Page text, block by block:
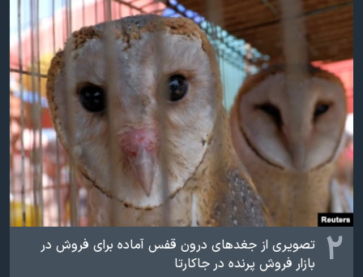
نرگس محمدی برنده جایزه نوبل صلح
همایش محافظه‌کاران آمریکا «سی‌پک»
صفحه‌های ویژه
سفر پرزیدنت ترامپ به چین
۲ تصویری از جغدهای درون قفس آماده برای فروش در
بازار فروش پرنده در جاکارتا